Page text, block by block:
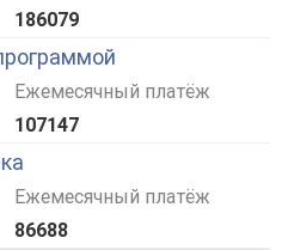
186079
Ежемесячный платёж
107147
Ежемесячный платёж
86688